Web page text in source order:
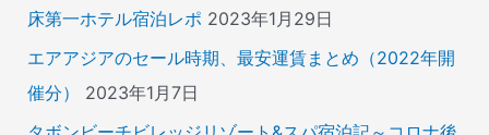
床第一ホテル宿泊レポ 2023年1月29日
エアアジアのセール時期、最安運賃まとめ（2022年開
催分）
2023年1月7日